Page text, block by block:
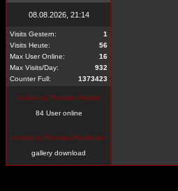
08.08.2026, 21:14
Visits Gestern:
1
Visits Heute:
56
Max User Online:
16
Max Visits/Day:
932
Counter Full:
1373423
zurück zu Thomas Heydel
84 User online
zurück zu Thomas-Heydel.de
gallery download